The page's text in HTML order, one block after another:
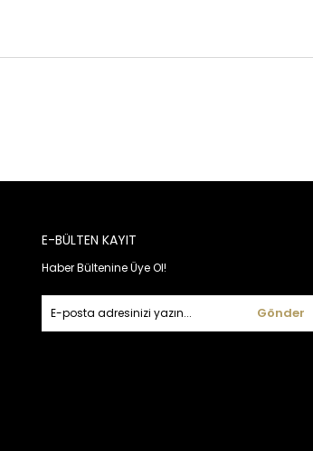
E-BÜLTEN KAYIT
Haber Bültenine Üye Ol!
Gönder